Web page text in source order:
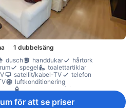
1 dubbelsäng
dusch handdukar
hårtork
spegel
toalettartiklar
satellit/kabel-TV
telefon
luftkonditionering
gratis vatten på flaska
mikrovågsugn
sittmöbler skrivbord
för att se priser